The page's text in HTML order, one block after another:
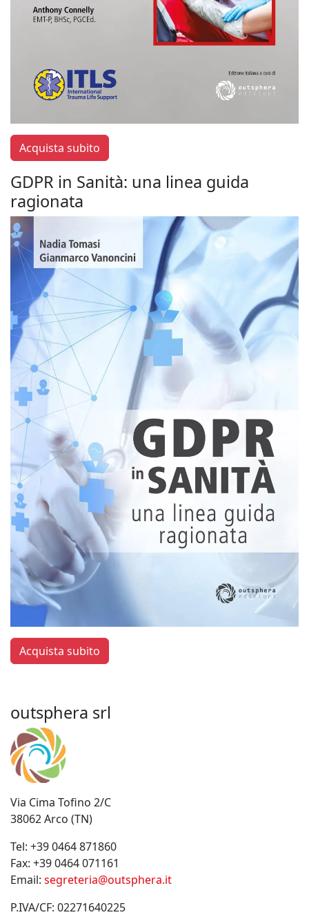
Acquista subito
GDPR in Sanità: una linea guida
ragionata
Acquista subito
outsphera srl
Via Cima Tofino 2/C
38062 Arco (TN)
Tel: +39 0464 871860
Fax: +39 0464 071161
Email: segreteria@outsphera.it
P.IVA/CF: 02271640225